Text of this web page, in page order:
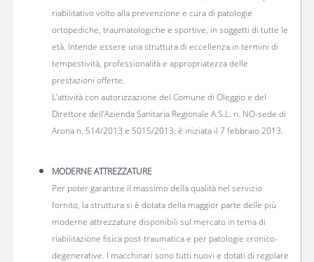
riabilitativo volto alla prevenzione e cura di patologie
ortopediche, traumatologiche e sportive, in soggetti di tutte le
età. Intende essere una struttura di eccellenza in termini di
tempestività, professionalità e appropriatezza delle
prestazioni offerte.
L’attività con autorizzazione del Comune di Oleggio e del
Direttore dell’Azienda Sanitaria Regionale A.S.L. n. NO-sede di
Arona n. 514/2013 e 5015/2013, è iniziata il 7 febbraio 2013.
MODERNE ATTREZZATURE
Per poter garantire il massimo della qualità nel servizio
fornito, la struttura si è dotata della maggior parte delle più
moderne attrezzature disponibili sul mercato in tema di
riabilitazione fisica post-traumatica e per patologie cronico-
degenerative. I macchinari sono tutti nuovi e dotati di regolare